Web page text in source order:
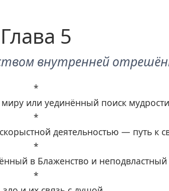
Глава 5
внутренней
*
или уединённый поиск
*
деятельностью — путь к
*
в Блаженство и
*